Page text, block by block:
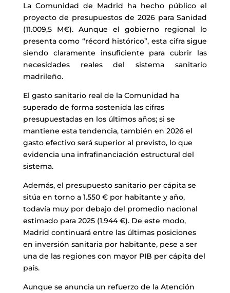
La Comunidad de Madrid ha hecho público el
proyecto de presupuestos de 2026 para Sanidad
(11.009,5 M€). Aunque el gobierno regional lo
presenta como “récord histórico”, esta cifra sigue
siendo claramente insuficiente para cubrir las
necesidades reales del sistema sanitario
madrileño.
El gasto sanitario real de la Comunidad ha
superado de forma sostenida las cifras
presupuestadas en los últimos años; si se
mantiene esta tendencia, también en 2026 el
gasto efectivo será superior al previsto, lo que
evidencia una infrafinanciación estructural del
sistema.
Además, el presupuesto sanitario per cápita se
sitúa en torno a 1.550 € por habitante y año,
todavía muy por debajo del promedio nacional
estimado para 2025 (1.944 €). De este modo,
Madrid continuará entre las últimas posiciones
en inversión sanitaria por habitante, pese a ser
una de las regiones con mayor PIB per cápita del
país.
Aunque se anuncia un refuerzo de la Atención